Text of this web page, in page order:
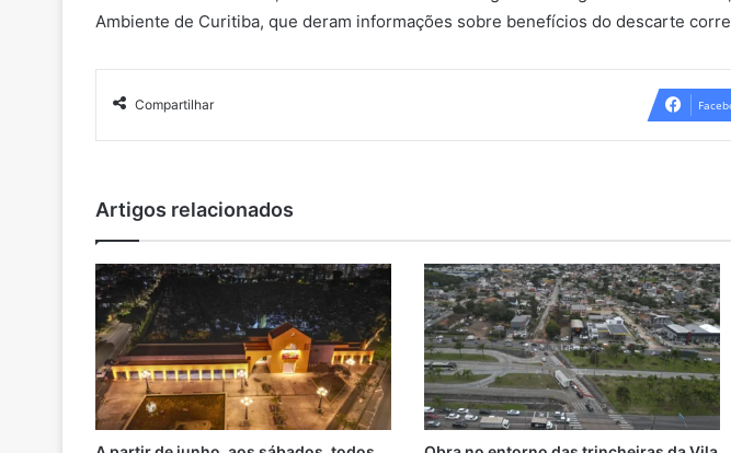
Ambiente de Curitiba, que deram informações sobre benefícios do descarte
Compartilhar
Artigos relacionados